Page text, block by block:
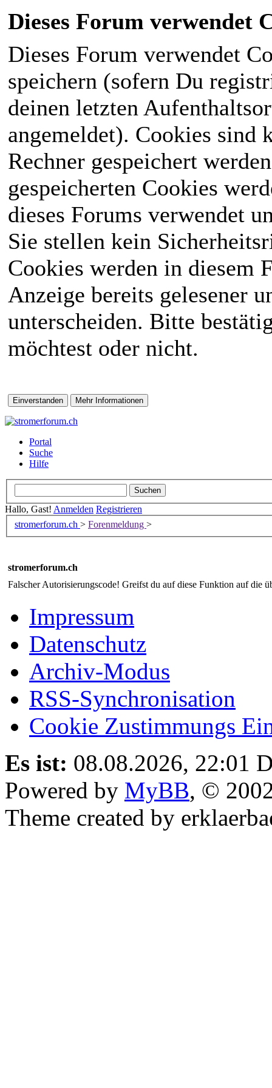
Dieses Forum verwendet
Dieses Forum verwendet
speichern (sofern Du
deinen letzten
angemeldet). Cookies sind
Rechner gespeichert
gespeicherten Cookies
dieses Forums verwendet
Sie stellen kein
Cookies werden in diesem
Anzeige bereits gelesener
unterscheiden. Bitte
möchtest oder nicht.
Portal
Suche
Hilfe
Hallo, Gast! Anmelden Registrieren
stromerforum.ch > Forenmeldung >
stromerforum.ch
Falscher Autorisierungscode! Greifst du auf diese Funktion auf die
Impressum
Datenschutz
Archiv-Modus
RSS-Synchronisation
Cookie Zustimmungs
Es ist: 08.08.2026, 22:01
Powered by MyBB, ©
Theme created by